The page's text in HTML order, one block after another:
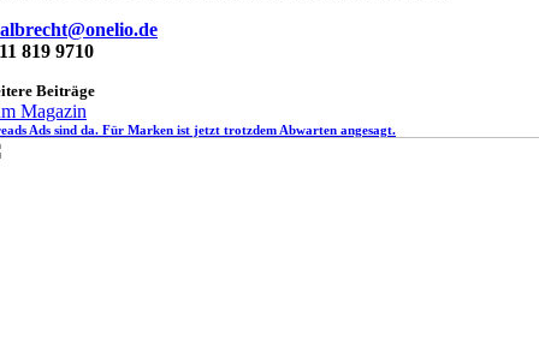
819 9710
Beiträge
Magazin
Ads sind da. Für Marken ist jetzt trotzdem Abwarten angesagt.